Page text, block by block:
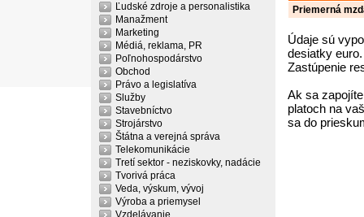
Ľudské zdroje a personalistika
Manažment
Marketing
Médiá, reklama, PR
Poľnohospodárstvo
Obchod
Právo a legislatíva
Služby
Stavebníctvo
Strojárstvo
Štátna a verejná správa
Telekomunikácie
Tretí sektor - neziskovky, nadácie
Tvorivá práca
Veda, výskum, vývoj
Výroba a priemysel
Vzdelávanie
Priemerná
Údaje sú
desiatky euro.
Zastúpenie
Ak sa
platoch na
sa do